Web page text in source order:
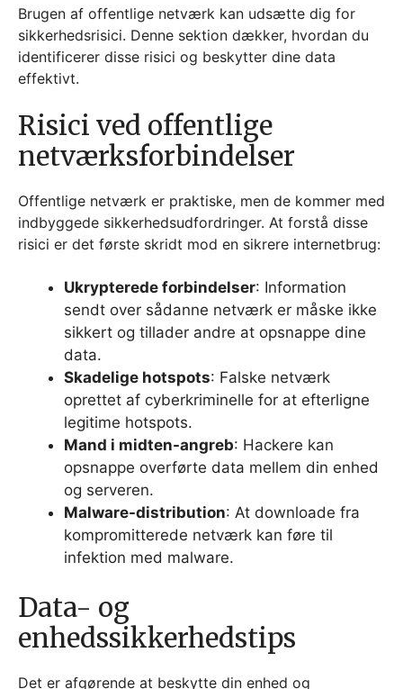
Brugen af offentlige netværk kan udsætte dig for
sikkerhedsrisici. Denne sektion dækker, hvordan du
identificerer disse risici og beskytter dine data
effektivt.
Risici ved offentlige
netværksforbindelser
Offentlige netværk er praktiske, men de kommer med
indbyggede sikkerhedsudfordringer. At forstå disse
risici er det første skridt mod en sikrere internetbrug:
Ukrypterede forbindelser: Information
sendt over sådanne netværk er måske ikke
sikkert og tillader andre at opsnappe dine
data.
Skadelige hotspots: Falske netværk
oprettet af cyberkriminelle for at efterligne
legitime hotspots.
Mand i midten-angreb: Hackere kan
opsnappe overførte data mellem din enhed
og serveren.
Malware-distribution: At downloade fra
kompromitterede netværk kan føre til
infektion med malware.
Data- og
enhedssikkerhedstips
Det er afgørende at beskytte din enhed og